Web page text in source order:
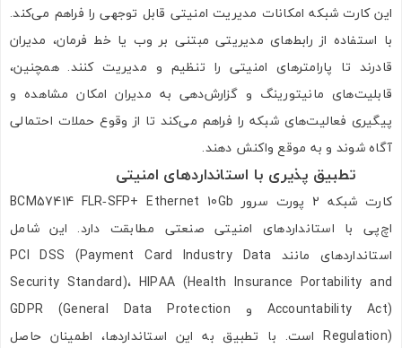
این کارت شبکه امکانات مدیریت امنیتی قابل توجهی را فراهم می‌کند.
با استفاده از رابط‌های مدیریتی مبتنی بر وب یا خط فرمان، مدیران
قادرند تا پارامترهای امنیتی را تنظیم و مدیریت کنند. همچنین،
قابلیت‌های مانیتورینگ و گزارش‌دهی به مدیران امکان مشاهده و
پیگیری فعالیت‌های شبکه را فراهم می‌کند تا از وقوع حملات احتمالی
آگاه شوند و به موقع واکنش دهند.
تطبیق پذیری با استانداردهای امنیتی
کارت شبکه 2 پورت سرور BCM57414 FLR‑SFP+ Ethernet 10Gb
اچ‌پی با استانداردهای امنیتی صنعتی مطابقت دارد. این شامل
استانداردهای مانند PCI DSS (Payment Card Industry Data
Security Standard)، HIPAA (Health Insurance Portability and
Accountability Act) و GDPR (General Data Protection
Regulation) است. با تطبیق به این استانداردها، اطمینان حاصل